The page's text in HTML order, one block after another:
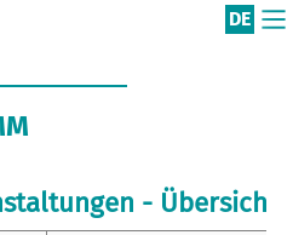
DE
- Übersicht